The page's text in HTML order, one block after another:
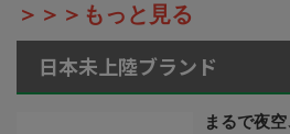
＞＞＞もっと見る
日本未上陸ブランド
まるで夜